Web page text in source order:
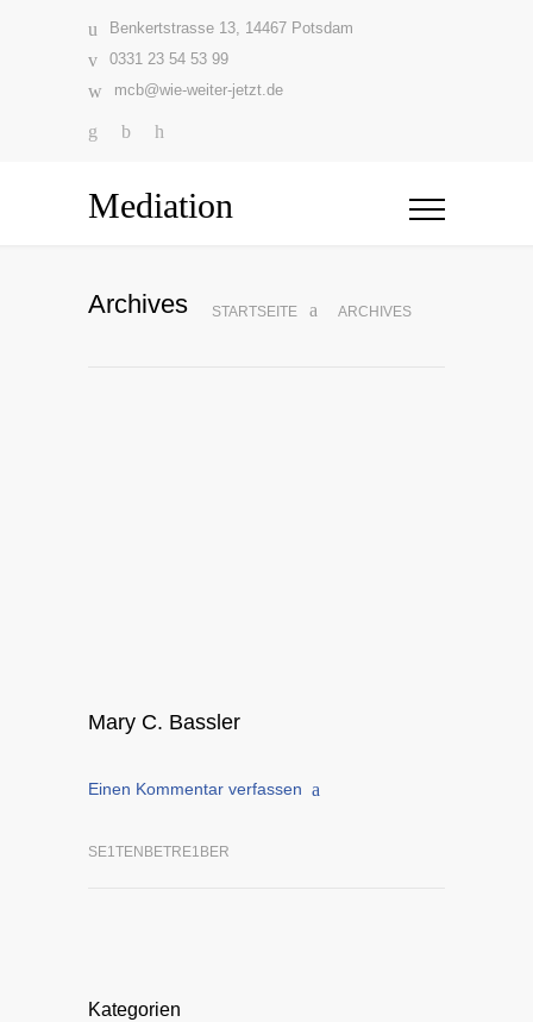
Benkertstrasse 13, 14467 Potsdam
0331 23 54 53 99
mcb@wie-weiter-jetzt.de
Mediation
Archives STARTSEITE ARCHIVES
Mary C. Bassler
Einen Kommentar verfassen
SE1TENBETRE1BER
Kategorien